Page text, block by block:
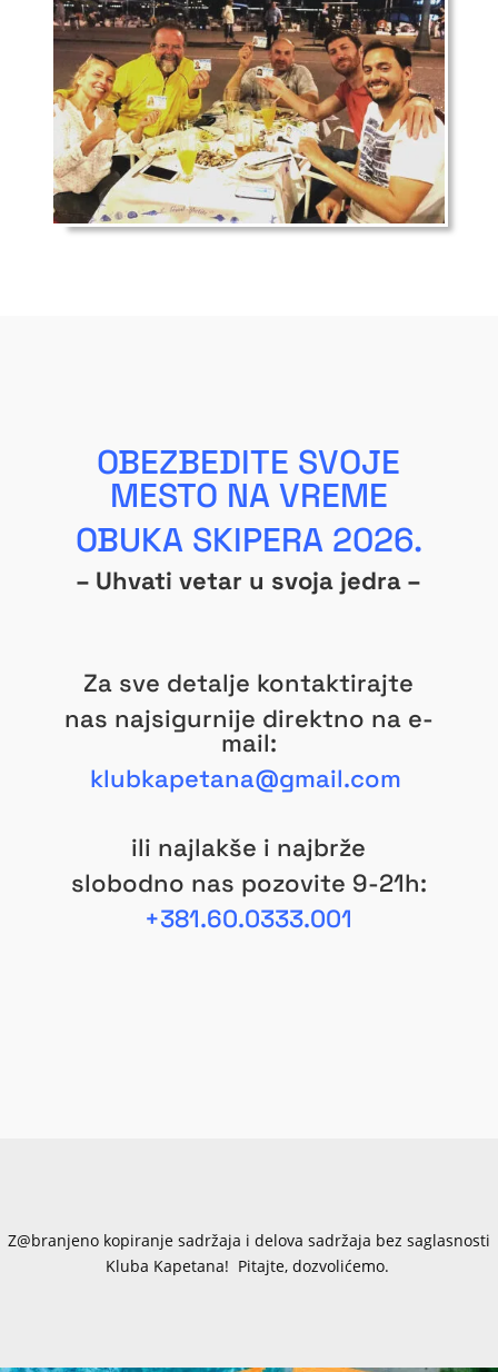
OBEZBEDITE SVOJE
MESTO NA VREME
OBUKA SKIPERA2026.
– Uhvati vetar u svoja jedra –
Za sve detalje kontaktirajte
nas najsigurnije direktno na e-
mail:
klubkapetana@gmail.com
ili najlakše i najbrže
slobodno nas pozovite 9-21h:
+381.60.0333.001
Z@branjeno kopiranje sadržaja i delova sadržaja bez saglasnosti
Kluba Kapetana! Pitajte, dozvolićemo.